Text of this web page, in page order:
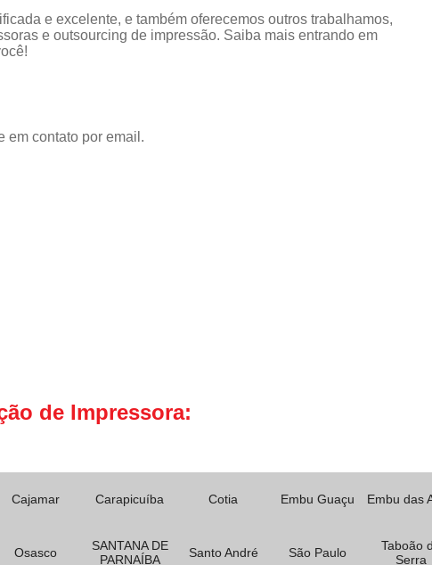
e excelente, e também oferecemos outros trabalhamos,
e outsourcing de impressão. Saiba mais entrando em
em contato por email.
de Impressora:
Cajamar Carapicuíba Cotia Embu Guaçu Embu das
Osasco
SANTANA DE
PARNAÍBA
Santo André São Paulo
Taboão
Serra